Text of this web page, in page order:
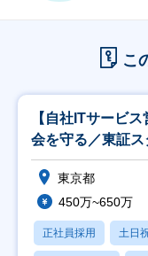
こ
【自社ITサービ
会を守る／東証
東京都
450万~650万
正社員採用 土日